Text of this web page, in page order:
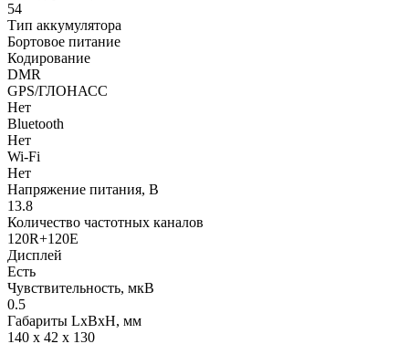
54
Тип аккумулятора
Бортовое питание
Кодирование
DMR
GPS/ГЛОНАСС
Нет
Bluetooth
Нет
Wi-Fi
Нет
Напряжение питания, В
13.8
Количество частотных каналов
120R+120E
Дисплей
Есть
Чувствительность, мкВ
0.5
Габариты LхBхН, мм
140 x 42 x 130